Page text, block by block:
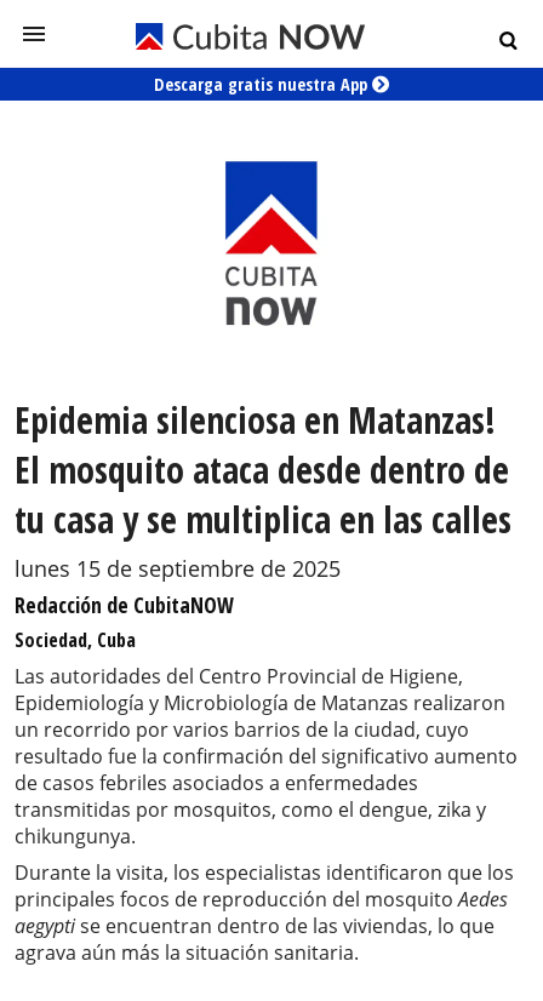
Descarga gratis nuestra App
Epidemia silenciosa en Matanzas!
El mosquito ataca desde dentro de
tu casa y se multiplica en las calles
lunes 15 de septiembre de 2025
Redacción de CubitaNOW
Sociedad, Cuba
Las autoridades del Centro Provincial de Higiene,
Epidemiología y Microbiología de Matanzas realizaron
un recorrido por varios barrios de la ciudad, cuyo
resultado fue la confirmación del significativo aumento
de casos febriles asociados a enfermedades
transmitidas por mosquitos, como el dengue, zika y
chikungunya.
Durante la visita, los especialistas identificaron que los
principales focos de reproducción del mosquitoAedes
aegyptise encuentran dentro de las viviendas, lo que
agrava aún más la situación sanitaria.